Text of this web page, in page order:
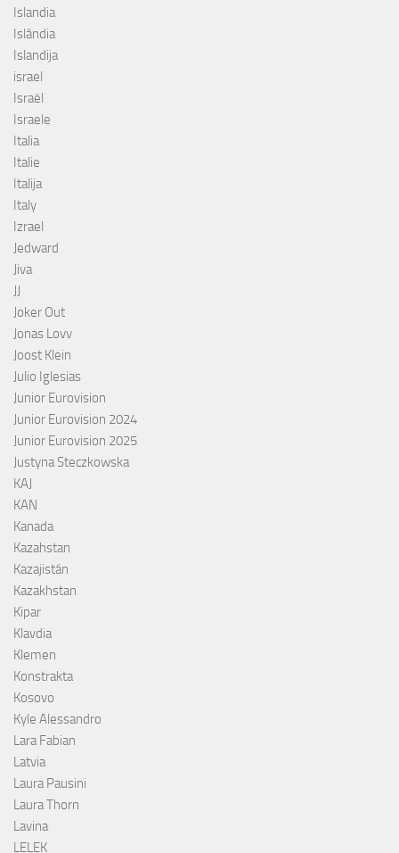
Islandia
Islândia
Islandija
israel
Israël
Israele
Italia
Italie
Italija
Italy
Izrael
Jedward
Jiva
JJ
Joker Out
Jonas Lovv
Joost Klein
Julio Iglesias
Junior Eurovision
Junior Eurovision 2024
Junior Eurovision 2025
Justyna Steczkowska
KAJ
KAN
Kanada
Kazahstan
Kazajistán
Kazakhstan
Kipar
Klavdia
Klemen
Konstrakta
Kosovo
Kyle Alessandro
Lara Fabian
Latvia
Laura Pausini
Laura Thorn
Lavina
LELEK